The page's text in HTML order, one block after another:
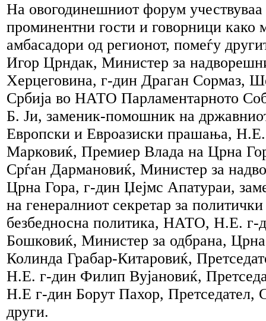
На овогодинешниот форум учествуваа
проминентни гости и говорници како
амбасадори од регионот, помеѓу
Игор Црндак, Министер за
Херцеговина, г-дин Драган Сормаз,
Србија во НАТО Парламентарното
Б. Ји, заменик-помошник на
Европски и Евроазиски прашања,
Марковиќ, Премиер Влада на Црна
Срѓан Дармановиќ, Министер за
Црна Гора, г-дин Џејмс Апатураи,
на генералниот секретар за
безбедносна политика, НАТО, Н.Е. г-
Бошковиќ, Министер за одбрана,
Колинда Грабар-Китаровиќ,
Н.Е. г-дин Филип Вујановиќ,
Н.Е г-дин Борут Пахор, Претседател,
други.